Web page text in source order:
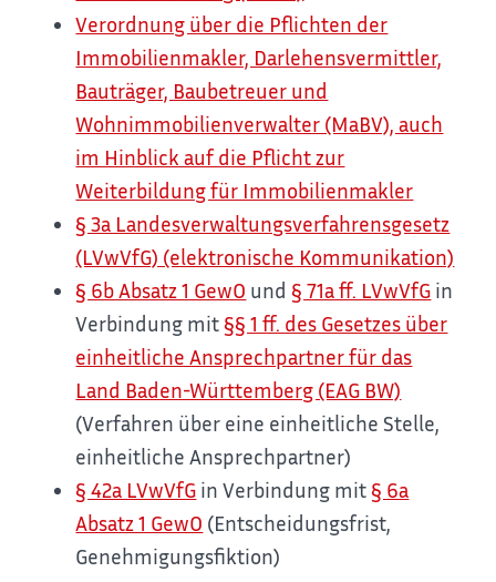
Verordnung über die Pflichten der
Immobilienmakler, Darlehensvermittler,
Bauträger, Baubetreuer und
Wohnimmobilienverwalter (MaBV), auch
im Hinblick auf die Pflicht zur
Weiterbildung für Immobilienmakler
§ 3a Landesverwaltungsverfahrensgesetz
(LVwVfG) (elektronische Kommunikation)
§ 6b Absatz 1 GewO und § 71a ff. LVwVfG in
Verbindung mit §§ 1 ff. des Gesetzes über
einheitliche Ansprechpartner für das
Land Baden-Württemberg (EAG BW)
(Verfahren über eine einheitliche Stelle,
einheitliche Ansprechpartner)
§ 42a LVwVfG in Verbindung mit § 6a
Absatz 1 GewO (Entscheidungsfrist,
Genehmigungsfiktion)